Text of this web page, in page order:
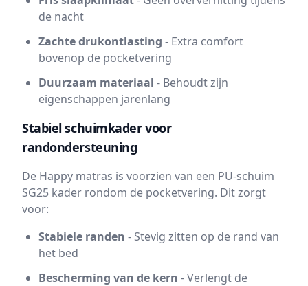
de nacht
Zachte drukontlasting - Extra comfort
bovenop de pocketvering
Duurzaam materiaal - Behoudt zijn
eigenschappen jarenlang
Stabiel schuimkader voor
randondersteuning
De Happy matras is voorzien van een PU-schuim
SG25 kader rondom de pocketvering. Dit zorgt
voor:
Stabiele randen - Stevig zitten op de rand van
het bed
Bescherming van de kern - Verlengt de